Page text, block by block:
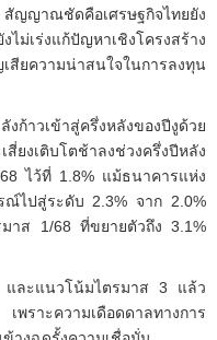
ญญาณชัดคือเศรษฐกิจไทยยัง
เร่งแก้ปัญหาเชิงโครงสร้าง
สียความน่าสนใจในการลงทุน
ก้าวเข้าสู่ครึ่งหลังของปีงูด้วย
สี่ยงเติบโตช้าลงช่วงครึ่งปีหลัง
ไว้ที่ 1.8% แม้ธนาคารแห่ง
ณ์ไปสู่ระดับ 2.3% จาก 2.0%
มาส 1/68 ที่ขยายตัวถึง 3.1%
ละแนวโน้มไตรมาส 3 แล้ว
พราะความเดือดดาลทางการ